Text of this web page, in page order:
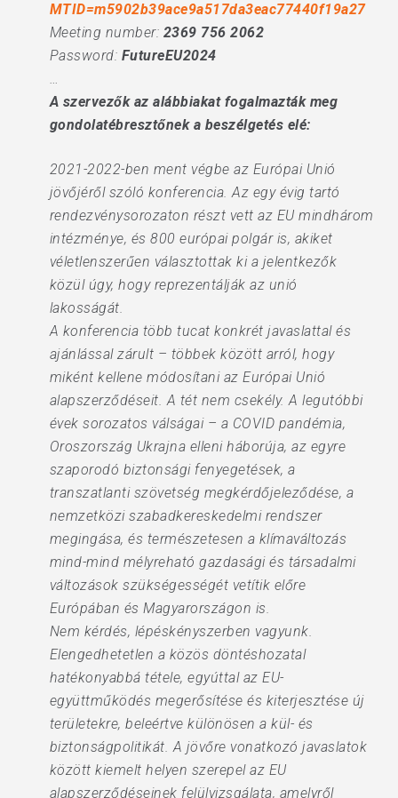
MTID=m5902b39ace9a517da3eac77440f19a27
Meeting number: 2369 756 2062
Password: FutureEU2024
…
A szervezők az alábbiakat fogalmazták meg
gondolatébresztőnek a beszélgetés elé:
2021-2022-ben ment végbe az Európai Unió
jövőjéről szóló konferencia. Az egy évig tartó
rendezvénysorozaton részt vett az EU mindhárom
intézménye, és 800 európai polgár is, akiket
véletlenszerűen választottak ki a jelentkezők
közül úgy, hogy reprezentálják az unió
lakosságát.
A konferencia több tucat konkrét javaslattal és
ajánlással zárult – többek között arról, hogy
miként kellene módosítani az Európai Unió
alapszerződéseit. A tét nem csekély. A legutóbbi
évek sorozatos válságai – a COVID pandémia,
Oroszország Ukrajna elleni háborúja, az egyre
szaporodó biztonsági fenyegetések, a
transzatlanti szövetség megkérdőjeleződése, a
nemzetközi szabadkereskedelmi rendszer
megingása, és természetesen a klímaváltozás
mind-mind mélyreható gazdasági és társadalmi
változások szükségességét vetítik előre
Európában és Magyarországon is.
Nem kérdés, lépéskényszerben vagyunk.
Elengedhetetlen a közös döntéshozatal
hatékonyabbá tétele, egyúttal az EU-
együttműködés megerősítése és kiterjesztése új
területekre, beleértve különösen a kül- és
biztonságpolitikát. A jövőre vonatkozó javaslatok
között kiemelt helyen szerepel az EU
alapszerződéseinek felülvizsgálata, amelyről